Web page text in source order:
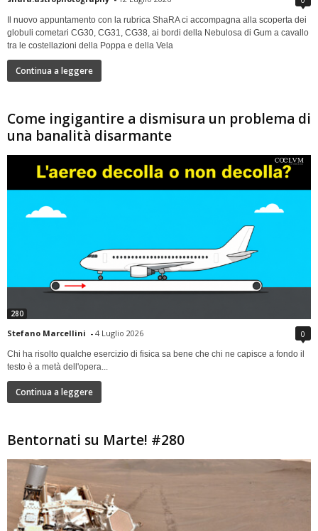
Il nuovo appuntamento con la rubrica ShaRA ci accompagna alla scoperta dei
globuli cometari CG30, CG31, CG38, ai bordi della Nebulosa di Gum a cavallo
tra le costellazioni della Poppa e della Vela
Continua a leggere
Come ingigantire a dismisura un problema di
una banalità disarmante
280
Stefano Marcellini - 4 Luglio 2026 0
Chi ha risolto qualche esercizio di fisica sa bene che chi ne capisce a fondo il
testo è a metà dell'opera...
Continua a leggere
Bentornati su Marte! #280